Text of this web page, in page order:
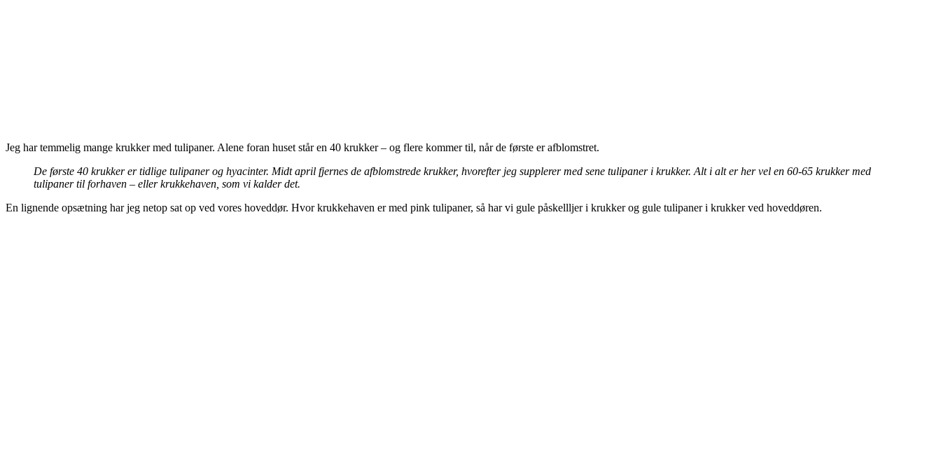
Jeg har temmelig mange krukker med tulipaner. Alene foran huset står en 40 krukker – og flere kommer til, når de første er afblomstret.
De første 40 krukker er tidlige tulipaner og hyacinter. Midt april fjernes de afblomstrede krukker, hvorefter jeg supplerer med sene tulipaner i krukker. Alt i alt er her vel en 60-65 krukker med
tulipaner til forhaven – eller krukkehaven, som vi kalder det.
En lignende opsætning har jeg netop sat op ved vores hoveddør. Hvor krukkehaven er med pink tulipaner, så har vi gule påskellljer i krukker og gule tulipaner i krukker ved hoveddøren.